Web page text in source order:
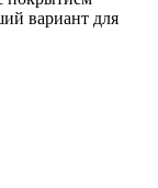
вариант для